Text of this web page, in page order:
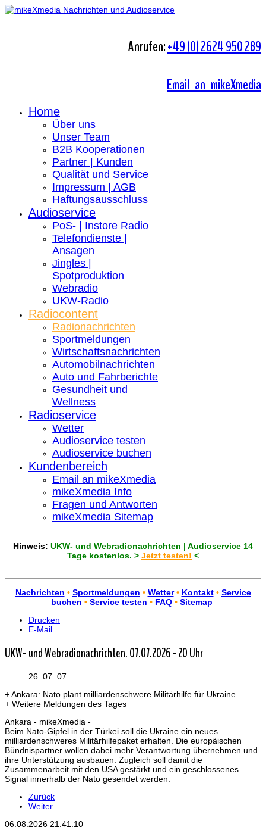
Anrufen:+49 (0) 2624 950 289
Email an mikeXmedia
Home
Über uns
Unser Team
B2B Kooperationen
Partner | Kunden
Qualität und Service
Impressum | AGB
Haftungsausschluss
Audioservice
PoS- | Instore Radio
Telefondienste |
Ansagen
Jingles |
Spotproduktion
Webradio
UKW-Radio
Radiocontent
Radionachrichten
Sportmeldungen
Wirtschaftsnachrichten
Automobilnachrichten
Auto und Fahrberichte
Gesundheit und
Wellness
Radioservice
Wetter
Audioservice testen
Audioservice buchen
Kundenbereich
Email an mikeXmedia
mikeXmedia Info
Fragen und Antworten
mikeXmedia Sitemap
Hinweis: UKW- und Webradionachrichten | Audioservice 14
Tage kostenlos. > Jetzt testen! <
Nachrichten • Sportmeldungen • Wetter• Kontakt • Service
buchen • Service testen • FAQ • Sitemap
Drucken
E-Mail
UKW- und Webradionachrichten. 07.07.2026 - 20 Uhr
26. 07. 07
+ Ankara: Nato plant milliardenschwere Militärhilfe für Ukraine
+ Weitere Meldungen des Tages
Ankara - mikeXmedia -
Beim Nato-Gipfel in der Türkei soll die Ukraine ein neues
milliardenschweres Militärhilfepaket erhalten. Die europäischen
Bündnispartner wollen dabei mehr Verantwortung übernehmen und
ihre Unterstützung ausbauen. Zugleich soll damit die
Zusammenarbeit mit den USA gestärkt und ein geschlossenes
Signal innerhalb der Nato gesendet werden.
Zurück
Weiter
06.08.2026 21:41:10